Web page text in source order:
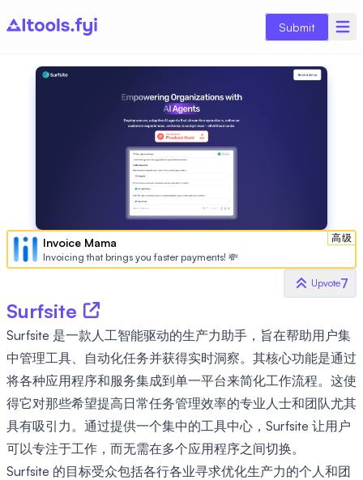
Submit
高级
Invoice Mama
Invoicing that brings you faster payments! 💸
Upvote7
Surfsite
Surfsite 是一款人工智能驱动的生产力助手，旨在帮助用户集
中管理工具、自动化任务并获得实时洞察。其核心功能是通过
将各种应用程序和服务集成到单一平台来简化工作流程。这使
得它对那些希望提高日常任务管理效率的专业人士和团队尤其
具有吸引力。通过提供一个集中的工具中心，Surfsite 让用户
可以专注于工作，而无需在多个应用程序之间切换。
Surfsite 的目标受众包括各行各业寻求优化生产力的个人和团